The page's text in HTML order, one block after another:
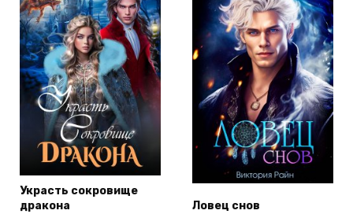
Украсть сокровище
дракона
Ловец снов